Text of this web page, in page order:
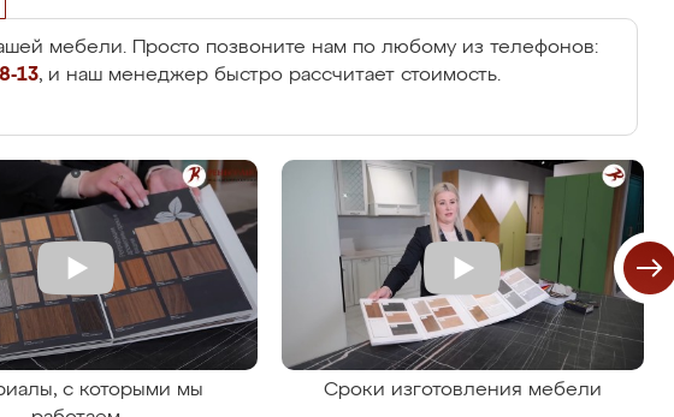
мебели. Просто позвоните нам по любому из телефонов:
13, и наш менеджер быстро рассчитает стоимость.
с которыми мы
Сроки изготовления мебели